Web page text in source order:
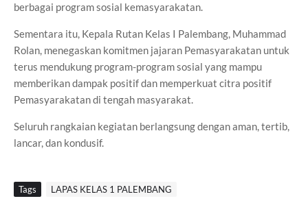
berbagai program sosial kemasyarakatan.
Sementara itu, Kepala Rutan Kelas I Palembang, Muhammad
Rolan, menegaskan komitmen jajaran Pemasyarakatan untuk
terus mendukung program-program sosial yang mampu
memberikan dampak positif dan memperkuat citra positif
Pemasyarakatan di tengah masyarakat.
Seluruh rangkaian kegiatan berlangsung dengan aman, tertib,
lancar, dan kondusif.
Tags LAPAS KELAS 1 PALEMBANG